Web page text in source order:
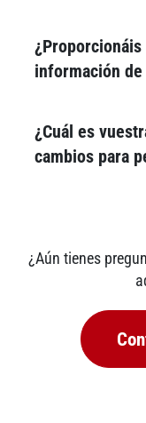
información
¿Cuál es
cambios para
¿Aún tienes